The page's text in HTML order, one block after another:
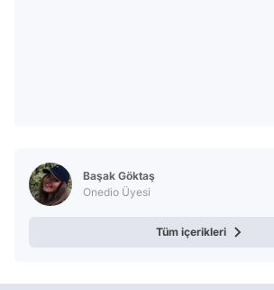
Başak Göktaş
Onedio Üyesi
Tüm içerikleri